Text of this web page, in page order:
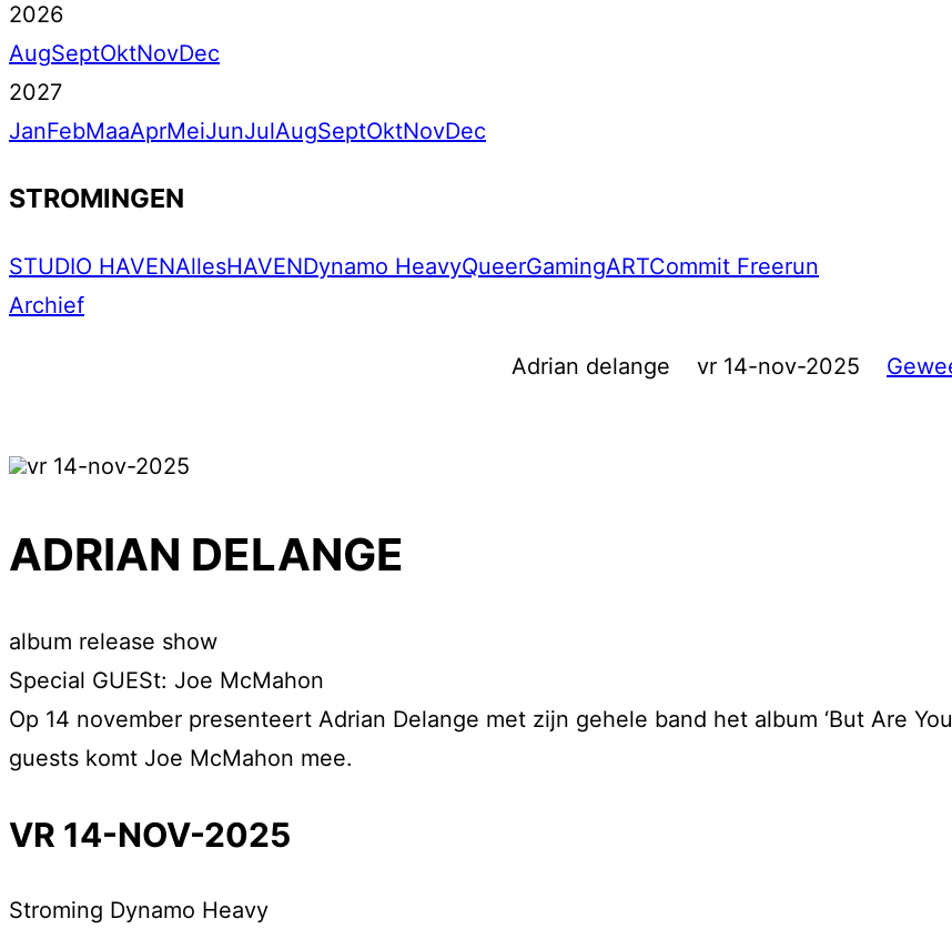
2026
AugSeptOktNovDec
2027
JanFebMaaAprMeiJunJulAugSeptOktNovDec
STROMINGEN
STUDIO HAVENAllesHAVENDynamo HeavyQueerGamingARTCommit Freerun
Archief
Adrian delange vr 14-nov-2025
vr 14-nov-2025
ADRIAN DELANGE
album release show
Special GUESt: Joe McMahon
Op 14 november presenteert Adrian Delange met zijn gehele band het album ‘But Are
guests komt Joe McMahon mee.
VR 14-NOV-2025
Stroming Dynamo Heavy